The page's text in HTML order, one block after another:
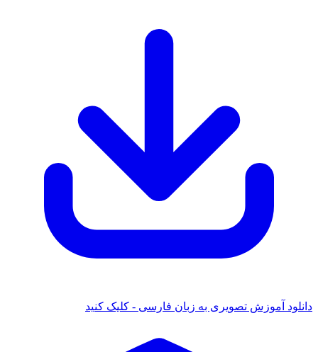
آموزش تصویری به زبان فارسی - کلیک کنید